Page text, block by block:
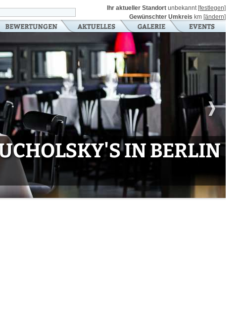
Ihr aktueller Standort unbekannt [festlegen]
Gewünschter Umkreis km [ändern]
IN BERLIN